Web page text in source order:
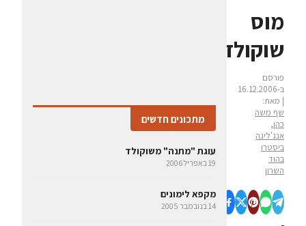
מוס
שוקולד
פורסם
ב-16.12.2006
| מאת:
שף משה
כהן,
אנג'לינה
ביסטרו
בהוד
השרון
מתכונים חדשים
עוגת "מתנה" משוקולד
19 באפריל 2006
מקפא לימונים
14 בנובמבר 2005